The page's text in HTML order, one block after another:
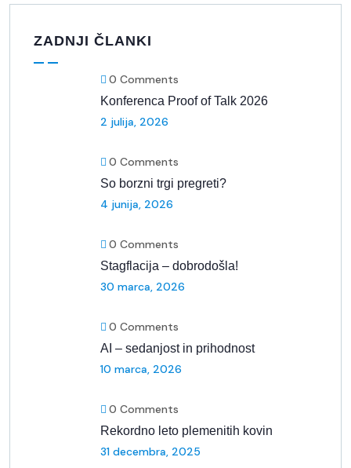
ZADNJI ČLANKI
0 Comments
Konferenca Proof of Talk 2026
2 julija, 2026
0 Comments
So borzni trgi pregreti?
4 junija, 2026
0 Comments
Stagflacija – dobrodošla!
30 marca, 2026
0 Comments
AI – sedanjost in prihodnost
10 marca, 2026
0 Comments
Rekordno leto plemenitih kovin
31 decembra, 2025